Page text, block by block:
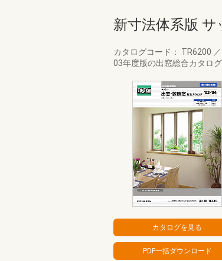
新寸法体系版
カタログコード： TR6200 ／
03年度版の出窓総合カタロ